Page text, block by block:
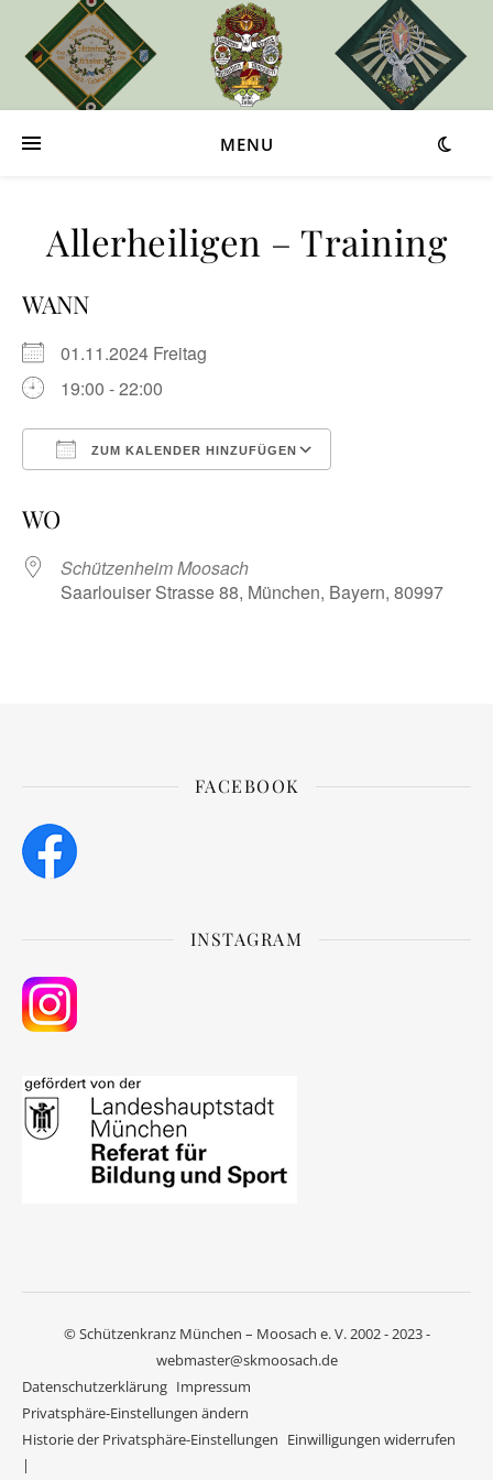
MENU
Allerheiligen – Training
WANN
01.11.2024 Freitag
19:00 - 22:00
ZUM KALENDER HINZUFÜGEN
WO
Schützenheim Moosach
Saarlouiser Strasse 88, München, Bayern, 80997
FACEBOOK
INSTAGRAM
© Schützenkranz München – Moosach e. V. 2002 - 2023 -
webmaster@skmoosach.de
Datenschutzerklärung Impressum
Privatsphäre-Einstellungen ändern
Historie der Privatsphäre-Einstellungen Einwilligungen widerrufen